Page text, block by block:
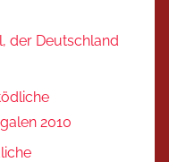
der Deutschland
2010